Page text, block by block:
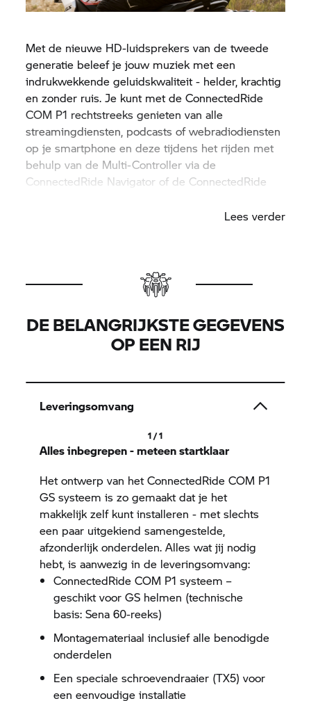
Met de nieuwe HD-luidsprekers van de tweede
generatie beleef je jouw muziek met een
indrukwekkende geluidskwaliteit - helder, krachtig
en zonder ruis. Je kunt met de ConnectedRide
COM P1 rechtstreeks genieten van alle
streamingdiensten, podcasts of webradiodiensten
op je smartphone en deze tijdens het rijden met
behulp van de Multi-Controller via de
ConnectedRide Navigator of de ConnectedRide
Lees verder
DE BELANGRIJKSTE GEGEVENS
OP EEN RIJ
Leveringsomvang
1 / 1
Alles inbegrepen - meteen startklaar
Het ontwerp van het ConnectedRide COM P1
GS systeem is zo gemaakt dat je het
makkelijk zelf kunt installeren - met slechts
een paar uitgekiend samengestelde,
afzonderlijk onderdelen. Alles wat jij nodig
hebt, is aanwezig in de leveringsomvang:
ConnectedRide COM P1 systeem –
geschikt voor GS helmen (technische
basis: Sena 60-reeks)
Montagemateriaal inclusief alle benodigde
onderdelen
Een speciale schroevendraaier (TX5) voor
een eenvoudige installatie